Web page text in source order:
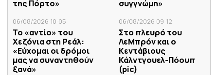
της Πόρτο»
06/08/2026 10:05
Το «αντίο» του
Χεζόνια στη Ρεάλ:
«Εύχομαι οι δρόμοι
μας να συναντηθούν
ξανά»
συγγνώμη»
06/08/2026 09:12
Στο πλευρό του
ΛεΜπρόν και ο
Κεντάβιους
Κάλντγουελ-Πόουπ
(pic)